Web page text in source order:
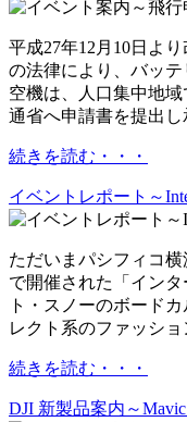
平成27年12月10日よ
の法律により、バッ
空機は、人口集中地
通省へ申請書を提出
続きを読む・・・
イベントレポート～
ただいまパシフィコ横
で開催された「イン
ト・スノーのボード
レクト系のファッシ
続きを読む・・・
DJI 新製品案内～